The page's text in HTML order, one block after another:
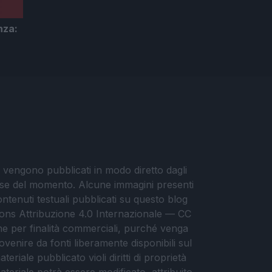
pubblicati in modo diretto dagli
del momento. Alcune immagini presenti
testuali pubblicati su questo blog
Attribuzione 4.0 Internazionale — CC
per finalità commerciali, purché venga
da fonti liberamente disponibili sul
pubblicato violi diritti di proprietà